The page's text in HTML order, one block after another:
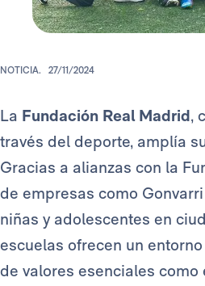
NOTICIA. 27/11/2024
La Fundación Real Madrid,
través del deporte, amplía
Gracias a alianzas con la
de empresas como
niñas y adolescentes en
escuelas ofrecen un
de valores esenciales